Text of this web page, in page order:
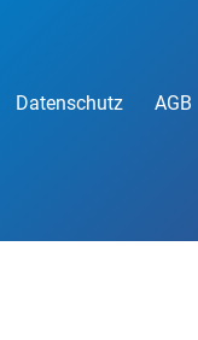
Datenschutz AGB